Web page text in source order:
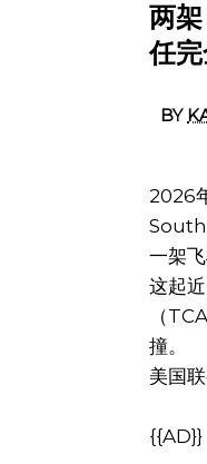
两
任
BY
2026
一架
这起
（
撞。
美国
{{AD}}